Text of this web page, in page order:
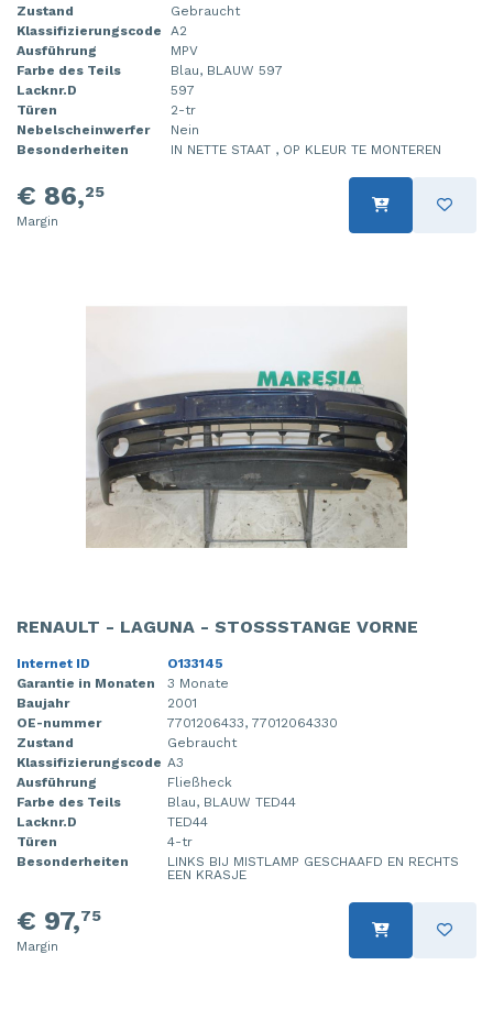
Zustand
Gebraucht
Klassifizierungscode
A2
Ausführung
MPV
Farbe des Teils
Blau, BLAUW 597
Lacknr.D
597
Türen
2-tr
Nebelscheinwerfer
Nein
Besonderheiten
IN NETTE STAAT , OP KLEUR TE MONTEREN
€ 86,25
Margin
RENAULT - LAGUNA - STOSSSTANGE VORNE
Internet ID
O133145
Garantie in Monaten
3 Monate
Baujahr
2001
OE-nummer
7701206433, 77012064330
Zustand
Gebraucht
Klassifizierungscode A3
Ausführung
Fließheck
Farbe des Teils
Blau, BLAUW TED44
Lacknr.D
TED44
Türen
4-tr
Besonderheiten
LINKS BIJ MISTLAMP GESCHAAFD EN RECHTS
EEN KRASJE
€ 97,75
Margin